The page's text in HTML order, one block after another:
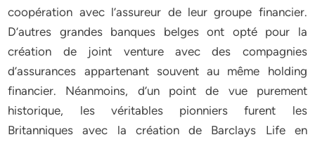
coopération avec l’assureur de leur groupe financier.
D’autres grandes banques belges ont opté pour la
création de joint venture avec des compagnies
d’assurances appartenant souvent au même holding
financier. Néanmoins, d’un point de vue purement
historique, les véritables pionniers furent les
Britanniques avec la création de Barclays Life en